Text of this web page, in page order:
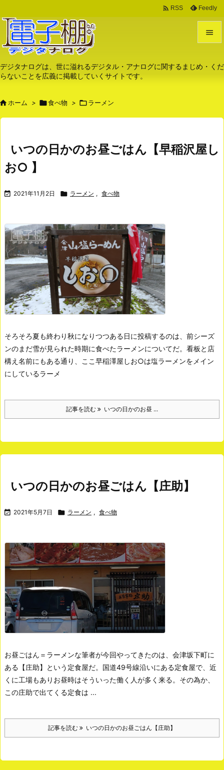
デジタナログは、世に溢れるデジタル・アナログに関するまじめ・くだ
らないことを広義に掲載していくサイトです。

メニュ

 RSS Feedly
ホーム > 食べ物 > ラーメン
いつの日かのお昼ごはん【早稲沢屋し
お○ 】
 2021年11月2日  ラーメン , 食べ物
そろそろ夏も終わり秋になりつつある日に投稿するのは、前シーズ
ンのまだ雪が見られた時期に食べたラーメンについてだ。 看板と店
構え 名前にもある通り、ここ早稲澤屋しお○は塩ラーメンをメイン
にしているラーメ
記事を読む いつの日かのお昼 ...
いつの日かのお昼ごはん【庄助】
 2021年5月7日  ラーメン , 食べ物
お昼ごはん＝ラーメンな筆者が今回やってきたのは、会津坂下町に
ある【庄助】という定食屋だ。 国道49号線沿いにある定食屋で、近
くに工場もありお昼時はそういった働く人が多く来る。 その為か、
この庄助で出てくる定食は ...
記事を読む いつの日かのお昼ごはん【庄助】